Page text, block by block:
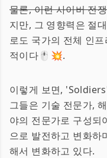
물론, 이런 사이버 전
지만, 그 영향력은 절
로도 국가의 전체 인
적이다🖱️💥.
이렇게 보면,
그들은 기술 전문가,
야의 전문가로 구성되
으로 발전하고 변화하
해서 변화하고 있다.